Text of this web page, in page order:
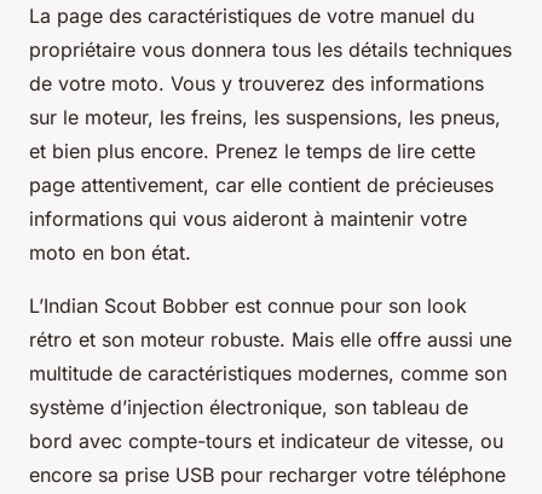
La page des caractéristiques de votre manuel du
propriétaire vous donnera tous les détails techniques
de votre moto. Vous y trouverez des informations
sur le moteur, les freins, les suspensions, les pneus,
et bien plus encore. Prenez le temps de lire cette
page attentivement, car elle contient de précieuses
informations qui vous aideront à maintenir votre
moto en bon état.
L’Indian Scout Bobber est connue pour son look
rétro et son moteur robuste. Mais elle offre aussi une
multitude de caractéristiques modernes, comme son
système d’injection électronique, son tableau de
bord avec compte-tours et indicateur de vitesse, ou
encore sa prise USB pour recharger votre téléphone